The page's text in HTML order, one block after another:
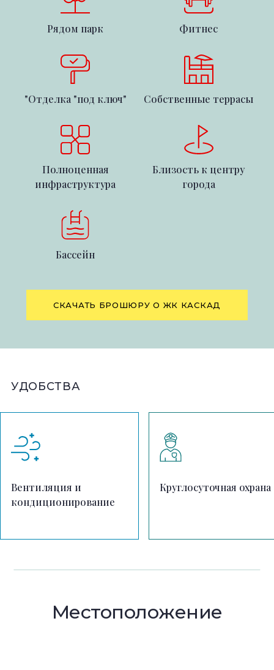
Рядом парк Фитнес
"Отделка "под ключ" Собственные террасы
Полноценная
инфраструктура
Близость к центру
города
Бассейн
СКАЧАТЬ БРОШЮРУ О ЖК КАСКАД
УДОБСТВА
Вентиляция и
кондиционирование
Круглосуточная охрана
Местоположение